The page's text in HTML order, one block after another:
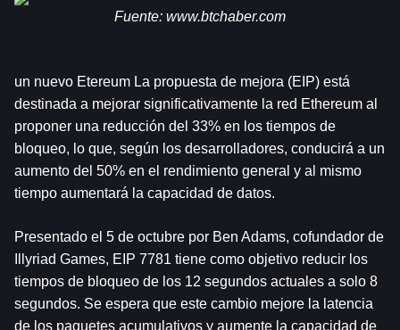
Fuente: www.btchaber.com
un nuevo Etereum La propuesta de mejora (EIP) está
destinada a mejorar significativamente la red Ethereum al
proponer una reducción del 33% en los tiempos de
bloqueo, lo que, según los desarrolladores, conducirá a un
aumento del 50% en el rendimiento general y al mismo
tiempo aumentará la capacidad de datos.
Presentado el 5 de octubre por Ben Adams, cofundador de
Illyriad Games, EIP 7781 tiene como objetivo reducir los
tiempos de bloqueo de los 12 segundos actuales a solo 8
segundos. Se espera que este cambio mejore la latencia
de los paquetes acumulativos y aumente la capacidad de